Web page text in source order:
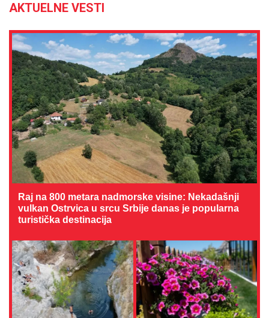
AKTUELNE VESTI
Raj na 800 metara nadmorske visine: Nekadašnji
vulkan Ostrvica u srcu Srbije danas je popularna
turistička destinacija